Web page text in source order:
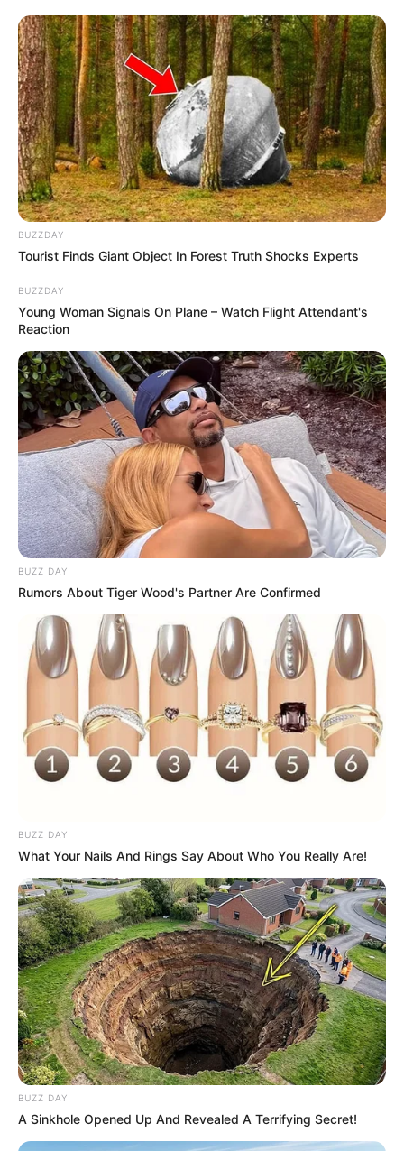
Recicloteca
13) Puxe o arame até o outro lado e amarre as
pontas bem firmemente com a ajuda de um
alicate
14) Encaixe a vassoura em um cabo
15) Bata um prego para fixar
Recicloteca
16) Está pronta a vassoura!
Como fazer vassoura de garrafa pet
acompanhar melhor todos os detalhes e fazer a
sua própria vassoura de garrafa PET!
BUZZDAY
Tourist Finds Giant Object In Forest Truth Shocks Experts
BUZZDAY
Young Woman Signals On Plane – Watch Flight Attendant's
Reaction
BUZZ DAY
Rumors About Tiger Wood's Partner Are Confirmed
BUZZ DAY
What Your Nails And Rings Say About Who You Really Are!
BUZZ DAY
A Sinkhole Opened Up And Revealed A Terrifying Secret!